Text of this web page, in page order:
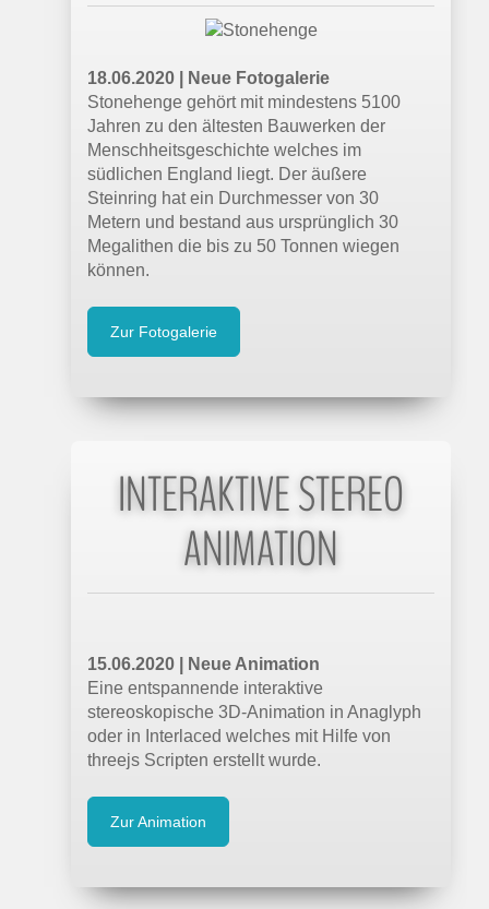
18.06.2020 | Neue Fotogalerie
Stonehenge gehört mit mindestens 5100
Jahren zu den ältesten Bauwerken der
Menschheitsgeschichte welches im
südlichen England liegt. Der äußere
Steinring hat ein Durchmesser von 30
Metern und bestand aus ursprünglich 30
Megalithen die bis zu 50 Tonnen wiegen
können.
Zur Fotogalerie
INTERAKTIVE STEREO
ANIMATION
15.06.2020 | Neue Animation
Eine entspannende interaktive
stereoskopische 3D-Animation in Anaglyph
oder in Interlaced welches mit Hilfe von
threejs Scripten erstellt wurde.
Zur Animation